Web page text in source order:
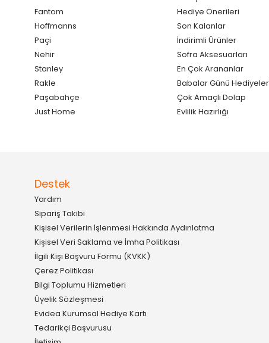
Fantom
Hoffmanns
Paçi
Nehir
Stanley
Rakle
Paşabahçe
Just Home
Hediye Önerileri
Son Kalanlar
İndirimli Ürünler
Sofra Aksesuarları
En Çok Arananlar
Babalar Günü
Çok Amaçlı Dolap
Evlilik Hazırlığı
Destek
Yardım
Sipariş Takibi
Kişisel Verilerin İşlenmesi Hakkında Aydınlatma
Kişisel Veri Saklama ve İmha Politikası
İlgili Kişi Başvuru Formu (KVKK)
Çerez Politikası
Bilgi Toplumu Hizmetleri
Üyelik Sözleşmesi
Evidea Kurumsal Hediye Kartı
Tedarikçi Başvurusu